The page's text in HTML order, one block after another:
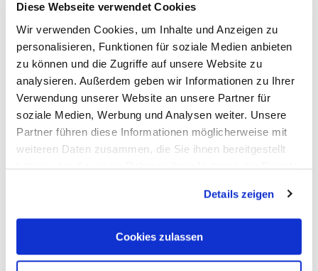
Diese Webseite verwendet Cookies
Wir verwenden Cookies, um Inhalte und Anzeigen zu
personalisieren, Funktionen für soziale Medien anbieten
zu können und die Zugriffe auf unsere Website zu
analysieren. Außerdem geben wir Informationen zu Ihrer
Verwendung unserer Website an unsere Partner für
soziale Medien, Werbung und Analysen weiter. Unsere
Partner führen diese Informationen möglicherweise mit
weiteren Daten zusammen, die Sie ihnen bereitgestellt
haben oder die sie im Rahmen Ihrer Nutzung der Dienste
Details zeigen
Cookies zulassen
Trossen, Gerhard